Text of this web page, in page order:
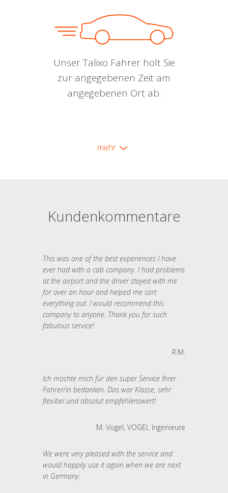
Unser Talixo Fahrer holt Sie
zur angegebenen Zeit am
angegebenen Ort ab.
mehr
Kundenkommentare
This was one of the best experiences I have
ever had with a cab company. I had problems
at the airport and the driver stayed with me
for over an hour and helped me sort
everything out. I would recommend this
company to anyone. Thank you for such
fabulous service!
R.M.
Ich möchte mich für den super Service Ihrer
Fahrer/in bedanken. Das war Klasse, sehr
flexibel und absolut empfehlenswert!
M. Vogel, VOGEL Ingenieure
We were very pleased with the service and
would happily use it again when we are next
in Germany.